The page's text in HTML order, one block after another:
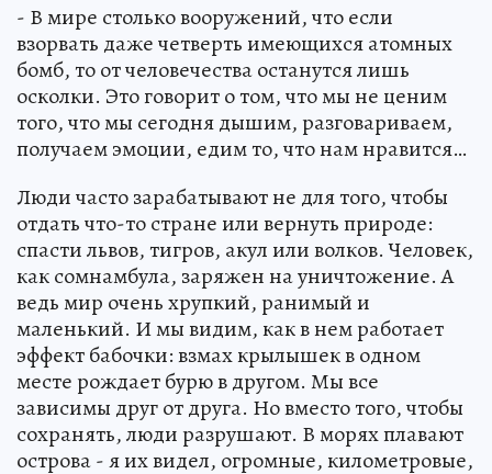
- В мире столько вооружений, что если
взорвать даже четверть имеющихся атомных
бомб, то от человечества останутся лишь
осколки. Это говорит о том, что мы не ценим
того, что мы сегодня дышим, разговариваем,
получаем эмоции, едим то, что нам нравится…
Люди часто зарабатывают не для того, чтобы
отдать что-то стране или вернуть природе:
спасти львов, тигров, акул или волков. Человек,
как сомнамбула, заряжен на уничтожение. А
ведь мир очень хрупкий, ранимый и
маленький. И мы видим, как в нем работает
эффект бабочки: взмах крылышек в одном
месте рождает бурю в другом. Мы все
зависимы друг от друга. Но вместо того, чтобы
сохранять, люди разрушают. В морях плавают
острова - я их видел, огромные, километровые,